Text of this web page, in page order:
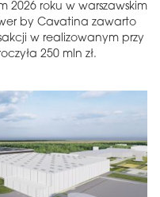
2026 roku w warszawskim
by Cavatina zawarto
w realizowanym przy
250 mln zł.